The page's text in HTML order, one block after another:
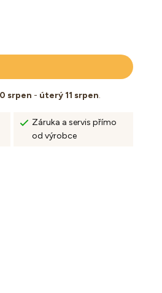
srpen - úterý 11 srpen.
Záruka a servis přímo
od výrobce